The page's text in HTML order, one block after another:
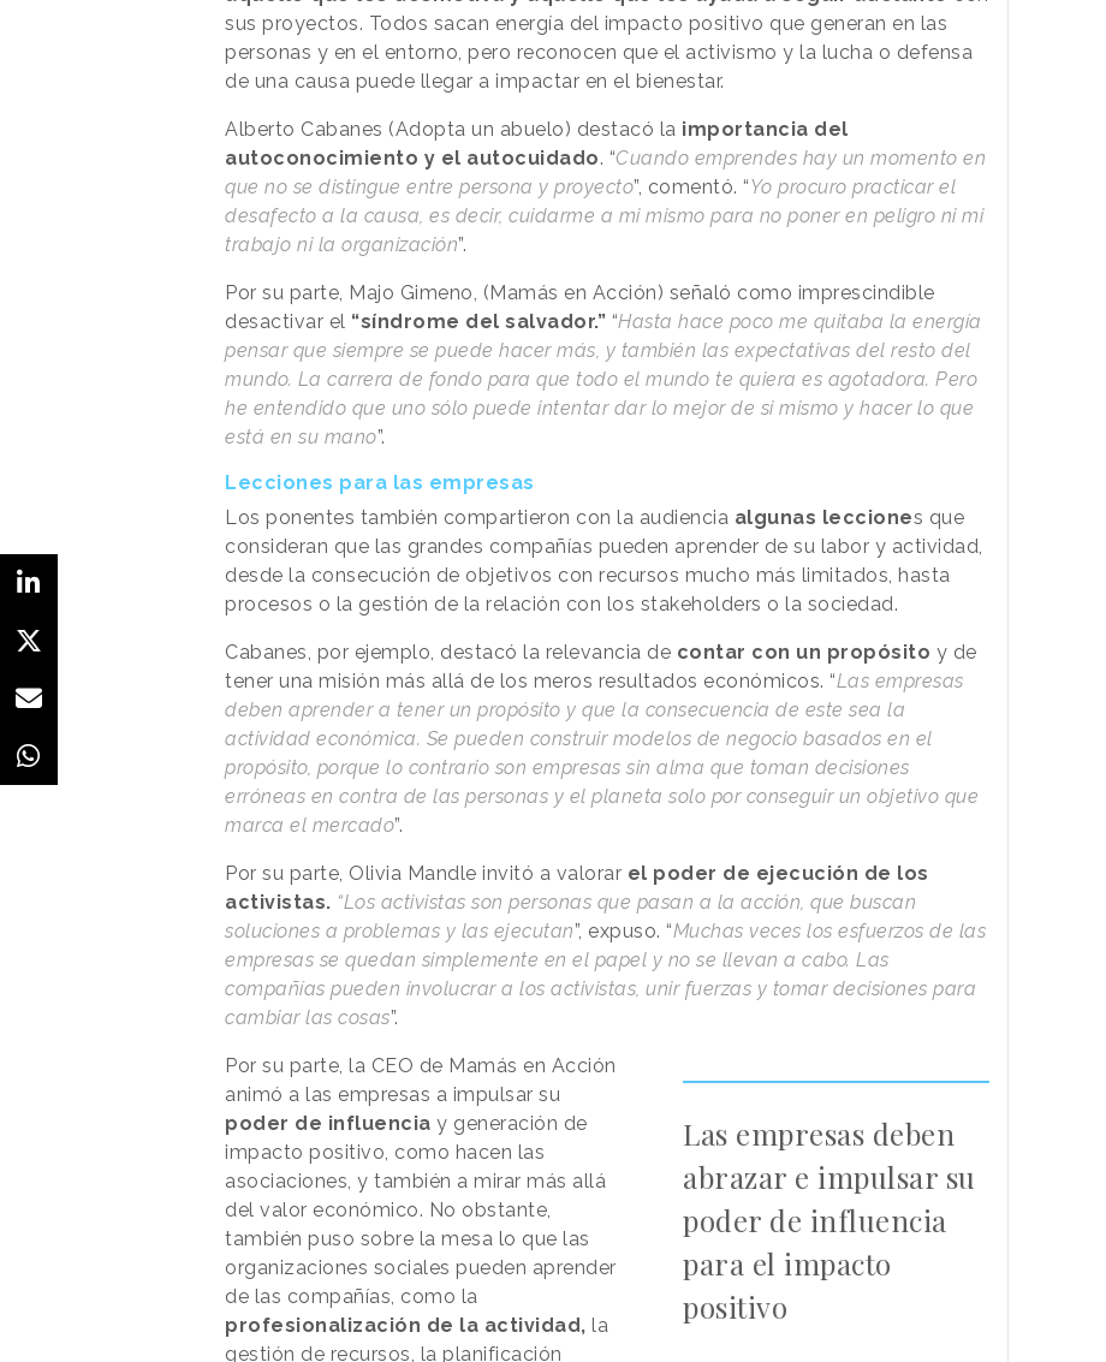
sus proyectos. Todos sacan energía del impacto positivo que generan en las
personas y en el entorno, pero reconocen que el activismo y la lucha o defensa
de una causa puede llegar a impactar en el bienestar.
Alberto Cabanes (Adopta un abuelo) destacó la importancia del
autoconocimiento y el autocuidado. “Cuando emprendes hay un momento en
que no se distingue entre persona y proyecto”, comentó. “Yo procuro practicar el
desafecto a la causa, es decir, cuidarme a mi mismo para no poner en peligro ni mi
trabajo ni la organización”.
Por su parte, Majo Gimeno, (Mamás en Acción) señaló como imprescindible
desactivar el “síndrome del salvador.” “Hasta hace poco me quitaba la energía
pensar que siempre se puede hacer más, y también las expectativas del resto del
mundo. La carrera de fondo para que todo el mundo te quiera es agotadora. Pero
he entendido que uno sólo puede intentar dar lo mejor de si mismo y hacer lo que
está en su mano”.
Lecciones para las empresas
Los ponentes también compartieron con la audiencia algunas lecciones que
consideran que las grandes compañías pueden aprender de su labor y actividad,
desde la consecución de objetivos con recursos mucho más limitados, hasta
procesos o la gestión de la relación con los stakeholders o la sociedad.
Cabanes, por ejemplo, destacó la relevancia de contar con un propósito y de
tener una misión más allá de los meros resultados económicos. “Las empresas
deben aprender a tener un propósito y que la consecuencia de este sea la
actividad económica. Se pueden construir modelos de negocio basados en el
propósito, porque lo contrario son empresas sin alma que toman decisiones
erróneas en contra de las personas y el planeta solo por conseguir un objetivo que
marca el mercado”.
Por su parte, Olivia Mandle invitó a valorar el poder de ejecución de los
activistas. “Los activistas son personas que pasan a la acción, que buscan
soluciones a problemas y las ejecutan”, expuso. “Muchas veces los esfuerzos de las
empresas se quedan simplemente en el papel y no se llevan a cabo. Las
compañías pueden involucrar a los activistas, unir fuerzas y tomar decisiones para
cambiar las cosas”.
Las empresas deben
abrazar e impulsar su
poder de influencia
para el impacto
positivo
Por su parte, la CEO de Mamás en Acción
animó a las empresas a impulsar su
poder de influencia y generación de
impacto positivo, como hacen las
asociaciones, y también a mirar más allá
del valor económico. No obstante,
también puso sobre la mesa lo que las
organizaciones sociales pueden aprender
de las compañías, como la
profesionalización de la actividad, la
gestión de recursos, la planificación